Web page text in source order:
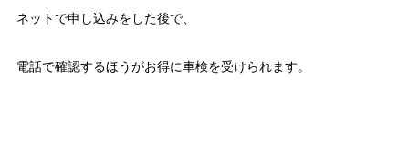
ネットで申し込みをした後で、
電話で確認するほうがお得に車検を受けられます。